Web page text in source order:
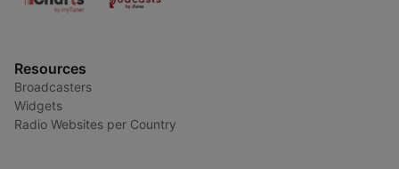
Resources
Broadcasters
Widgets
Radio Websites per Country